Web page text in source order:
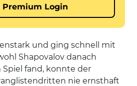
und ging schnell mit
Shapovalov danach
Spiel fand, konnte der
nie ernsthaft